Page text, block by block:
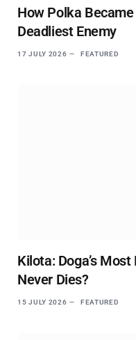
How Polka
Deadliest Enemy
17 JULY 2026 FEATURED
Kilota: Doga’s
Never Dies?
15 JULY 2026 FEATURED